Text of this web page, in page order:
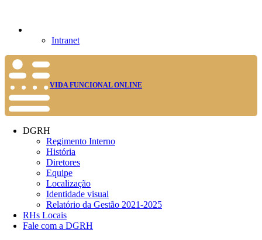
Intranet
VIDA FUNCIONAL ONLINE
DGRH
Regimento Interno
História
Diretores
Equipe
Localização
Identidade visual
Relatório da Gestão 2021-2025
RHs Locais
Fale com a DGRH